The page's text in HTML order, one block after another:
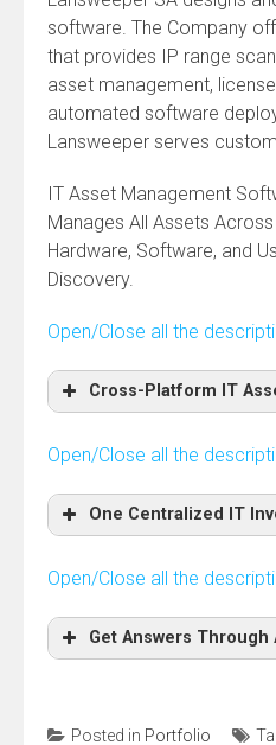
software. The Company
that provides IP range
asset management,
automated software
Lansweeper serves
IT Asset Management
Manages All Assets
Hardware, Software, and
Discovery.
Open/Close all the
Cross-Platform IT
Open/Close all the
One Centralized IT
Open/Close all the
Get Answers Through
Posted in Portfolio